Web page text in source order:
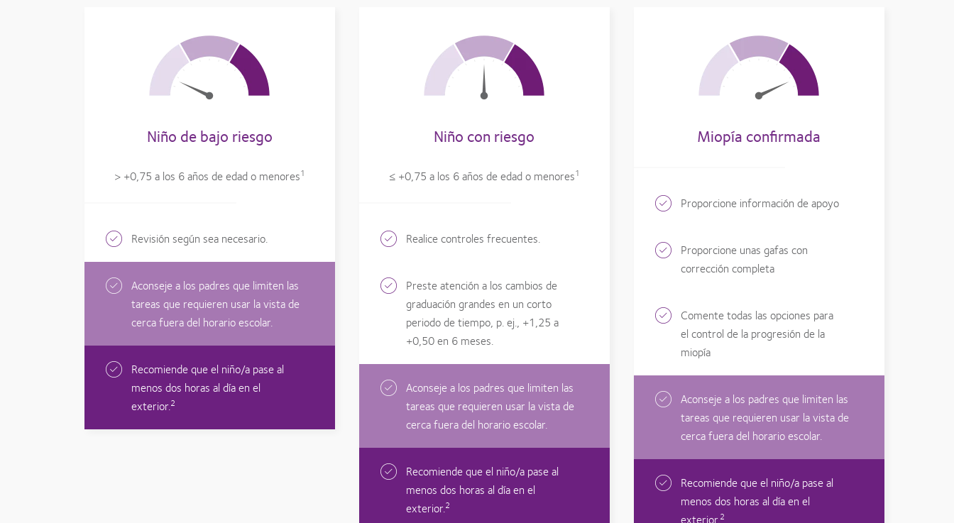
Niño de bajo riesgo
> +0,75 a los 6 años de edad o menores1
Revisión según sea necesario.
Aconseje a los padres que limiten las
tareas que requieren usar la vista de
cerca fuera del horario escolar.
Recomiende que el niño/a pase al
menos dos horas al día en el
exterior.2
Niño con riesgo
≤ +0,75 a los 6 años de edad o menores1
Realice controles frecuentes.
Preste atención a los cambios de
graduación grandes en un corto
periodo de tiempo, p. ej., +1,25 a
+0,50 en 6 meses.
Aconseje a los padres que limiten las
tareas que requieren usar la vista de
cerca fuera del horario escolar.
Recomiende que el niño/a pase al
menos dos horas al día en el
exterior.2
Miopía confirmada
Proporcione información de apoyo
Proporcione unas gafas con
corrección completa
Comente todas las opciones para
el control de la progresión de la
miopía
Aconseje a los padres que limiten las
tareas que requieren usar la vista de
cerca fuera del horario escolar.
Recomiende que el niño/a pase al
menos dos horas al día en el
exterior.2